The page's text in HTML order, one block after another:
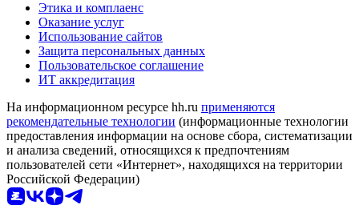
Этика и комплаенс
Оказание услуг
Использование сайтов
Защита персональных данных
Пользовательское соглашение
ИТ аккредитация
На информационном ресурсе hh.ru применяются
рекомендательные технологии (информационные технологии
предоставления информации на основе сбора, систематизации
и анализа сведений, относящихся к предпочтениям
пользователей сети «Интернет», находящихся на территории
Российской Федерации)